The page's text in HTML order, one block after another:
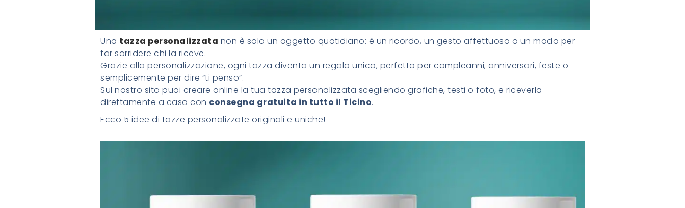
Una tazza personalizzata non è solo un oggetto quotidiano: è un ricordo, un gesto affettuoso o un modo per
far sorridere chi la riceve.
Grazie alla personalizzazione, ogni tazza diventa un regalo unico, perfetto per compleanni, anniversari, feste o
semplicemente per dire “ti penso”.
Sul nostro sito puoi creare online la tua tazza personalizzata scegliendo grafiche, testi o foto, e riceverla
direttamente a casa con consegna gratuita in tutto il Ticino.
Ecco 5 idee di tazze personalizzate originali e uniche!